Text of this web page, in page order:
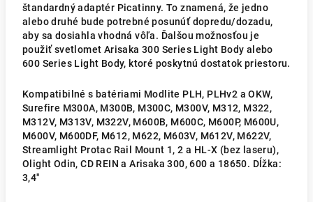
štandardný adaptér Picatinny. To znamená, že jedno
alebo druhé bude potrebné posunúť dopredu/dozadu,
aby sa dosiahla vhodná vôľa. Ďalšou možnosťou je
použiť svetlomet Arisaka 300 Series Light Body alebo
600 Series Light Body, ktoré poskytnú dostatok priestoru.
Kompatibilné s batériami Modlite PLH, PLHv2 a OKW,
Surefire M300A, M300B, M300C, M300V, M312, M322,
M312V, M313V, M322V, M600B, M600C, M600P, M600U,
M600V, M600DF, M612, M622, M603V, M612V, M622V,
Streamlight Protac Rail Mount 1, 2 a HL-X (bez laseru),
Olight Odin, CD REIN a Arisaka 300, 600 a 18650. Dĺžka:
3,4"